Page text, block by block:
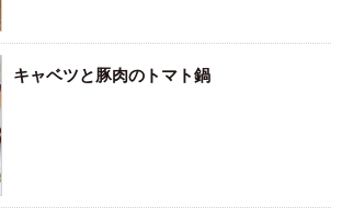
キャベツと豚肉のトマト鍋